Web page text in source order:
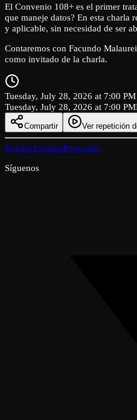
El Convenio 108+ es el primer
que maneje datos? En esta charla
y aplicable, sin necesidad de ser
Contaremos con Facundo
como invitado de la charla.
Tuesday, July 28, 2026 at 7:00 PM
Tuesday, July 28, 2026 at 7:00 PM
Compartir Ver repetición
EnglishEspañolPortuguês
Síguenos